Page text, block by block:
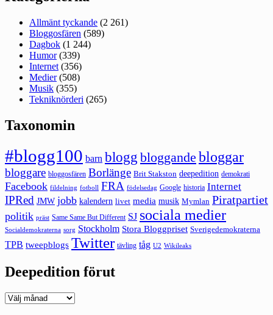
Allmänt tyckande (2 261)
Bloggosfären (589)
Dagbok (1 244)
Humor(339)
Internet (356)
Medier(508)
Musik (355)
Tekniknörderi (265)
Taxonomin
#blogg100 barn blogg bloggande bloggar
bloggare bloggosfären Borlänge Brit Stakston deepedition demokrati
Facebook fildelning fotboll FRA födelsedag Google historia Internet
IPRed JMW jobb kalendern livet media musik Mymlan Piratpartiet
politik präst Same Same But Different SJ sociala medier
Socialdemokraterna sorg Stockholm Stora Bloggpriset Sverigedemokraterna
TPB tweepblogs Twitter tävling tåg U2 Wikileaks
Deepedition förut
Deepedition